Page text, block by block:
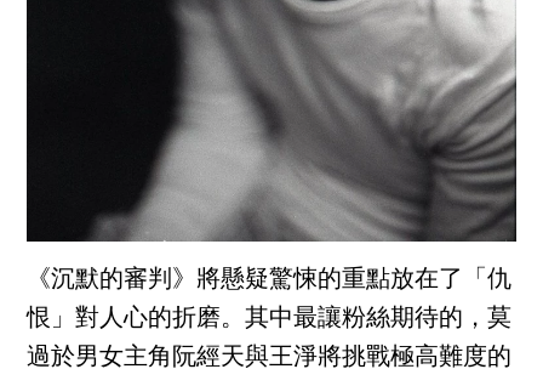
《沉默的審判》將懸疑驚悚的重點放在了「仇
恨」對人心的折磨。其中最讓粉絲期待的，莫
過於男女主角阮經天與王淨將挑戰極高難度的